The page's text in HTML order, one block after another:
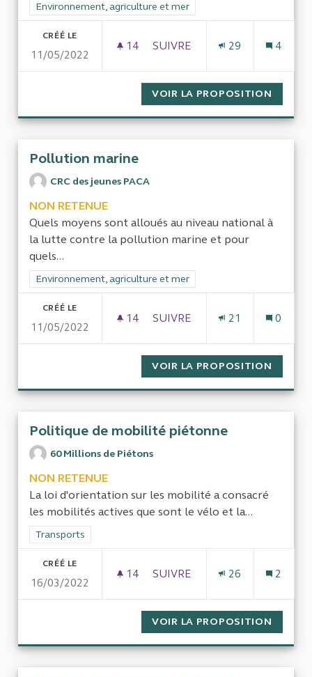
Filtrer les résultats de la catégorie : Environnement,
Environnement, agriculture et mer
CRÉÉ LE
11/05/2022
14 14 ABONNÉS
SUIVRE
29 4
VOIR LA PROPOSITION
Pollution marine
CRC des jeunes PACA
NON RETENUE
Quels moyens sont alloués au niveau national à
la lutte contre la pollution marine et pour
quels...
Filtrer les résultats de la catégorie : Environnement,
Environnement, agriculture et mer
CRÉÉ LE
11/05/2022
14 14 ABONNÉS
SUIVRE
21 0
VOIR LA PROPOSITION
Politique de mobilité piétonne
60 Millions de Piétons
NON RETENUE
La loi d'orientation sur les mobilité a consacré
les mobilités actives que sont le vélo et la...
Filtrer les résultats de la catégorie : Transports
Transports
CRÉÉ LE
16/03/2022
14 14 ABONNÉS
SUIVRE
26 2
VOIR LA PROPOSITION